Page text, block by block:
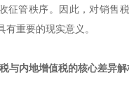
征管秩序。因此，对销售
有重要的现实意义。
与内地增值税的核心差异解